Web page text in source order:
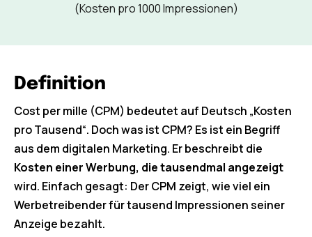
(Kosten pro 1000 Impressionen)
Definition
Cost per mille (CPM) bedeutet auf Deutsch „Kosten
pro Tausend“. Doch was ist CPM? Es ist ein Begriff
aus dem digitalen Marketing. Er beschreibt die
Kosten einer Werbung, die tausendmal angezeigt
wird. Einfach gesagt: Der CPM zeigt, wie viel ein
Werbetreibender für tausend Impressionen seiner
Anzeige bezahlt.